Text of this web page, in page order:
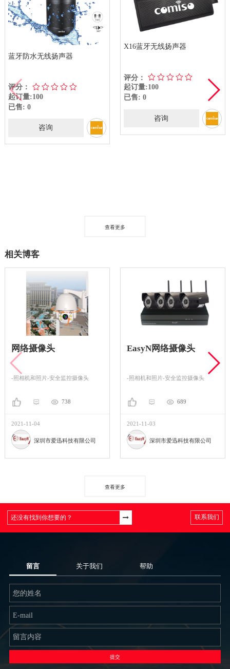
蓝牙防水无线扬声器
评分：
起订量:100
已售: 0
咨询
X16蓝牙无线扬声器
评分：
起订量:100
已售: 0
咨询
查看更多
相关博客
网络摄像头
-照相机和照片-安全监控摄像头
738
2021-11-04
深圳市爱迅科技有限公司
EasyN网络摄像头
-照相机和照片-安全监控摄像头
689
2021-11-03
深圳市爱迅科技有限公司
查看更多
联系我们
留言 关于我们 帮助
提交